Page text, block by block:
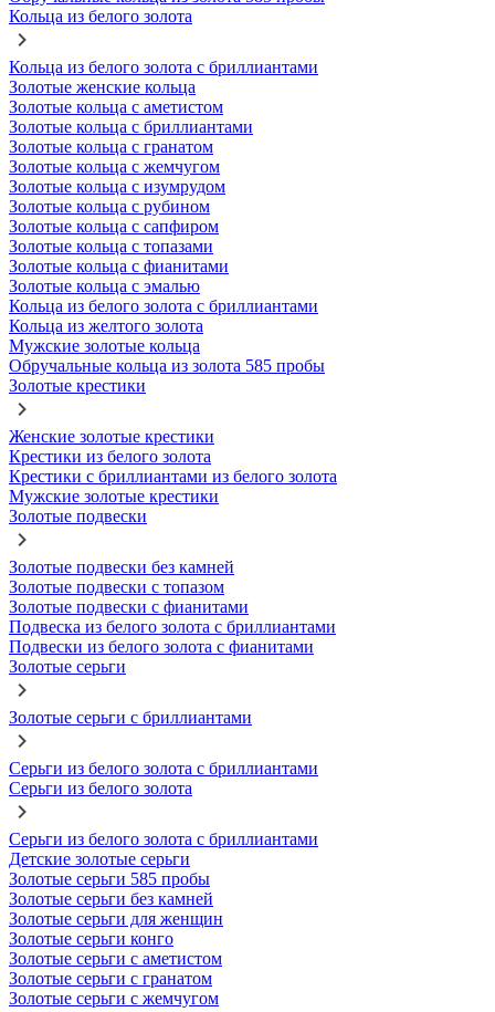
Кольца из белого золота
Кольца из белого золота с бриллиантами
Золотые женские кольца
Золотые кольца с аметистом
Золотые кольца с бриллиантами
Золотые кольца с гранатом
Золотые кольца с жемчугом
Золотые кольца с изумрудом
Золотые кольца с рубином
Золотые кольца с сапфиром
Золотые кольца с топазами
Золотые кольца с фианитами
Золотые кольца с эмалью
Кольца из белого золота с бриллиантами
Кольца из желтого золота
Мужские золотые кольца
Обручальные кольца из золота 585 пробы
Золотые крестики
Женские золотые крестики
Крестики из белого золота
Крестики с бриллиантами из белого золота
Мужские золотые крестики
Золотые подвески
Золотые подвески без камней
Золотые подвески с топазом
Золотые подвески с фианитами
Подвеска из белого золота с бриллиантами
Подвески из белого золота с фианитами
Золотые серьги
Золотые серьги с бриллиантами
Серьги из белого золота с бриллиантами
Серьги из белого золота
Серьги из белого золота с бриллиантами
Детские золотые серьги
Золотые серьги 585 пробы
Золотые серьги без камней
Золотые серьги для женщин
Золотые серьги конго
Золотые серьги с аметистом
Золотые серьги с гранатом
Золотые серьги с жемчугом